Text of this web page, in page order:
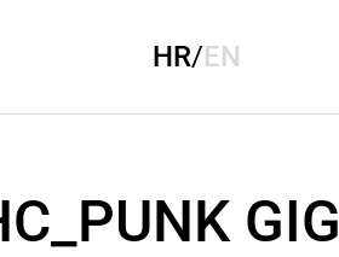
HR/EN
GIG